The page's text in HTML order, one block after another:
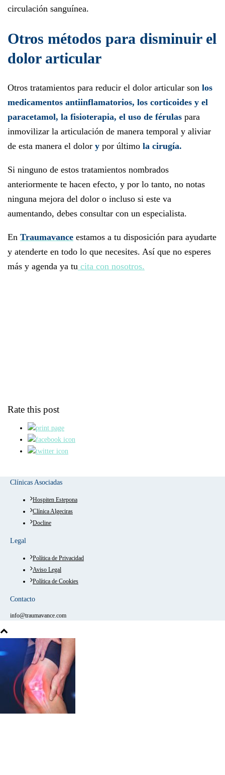
circulación sanguínea.
Otros métodos para disminuir el
dolor articular
Otros tratamientos para reducir el dolor articular son los
medicamentos antiinflamatorios, los corticoides y el
paracetamol, la fisioterapia, el uso de férulas para
inmovilizar la articulación de manera temporal y aliviar
de esta manera el dolor y por último la cirugía.
Si ninguno de estos tratamientos nombrados
anteriormente te hacen efecto, y por lo tanto, no notas
ninguna mejora del dolor o incluso si este va
aumentando, debes consultar con un especialista.
En Traumavance estamos a tu disposición para ayudarte
y atenderte en todo lo que necesites. Así que no esperes
más y agenda ya tu cita con nosotros.
Rate this post
Clínicas Asociadas
Hospiten Estepona
Clínica Algeciras
Docline
Legal
Política de Privacidad
Aviso Legal
Política de Cookies
Contacto
info@traumavance.com